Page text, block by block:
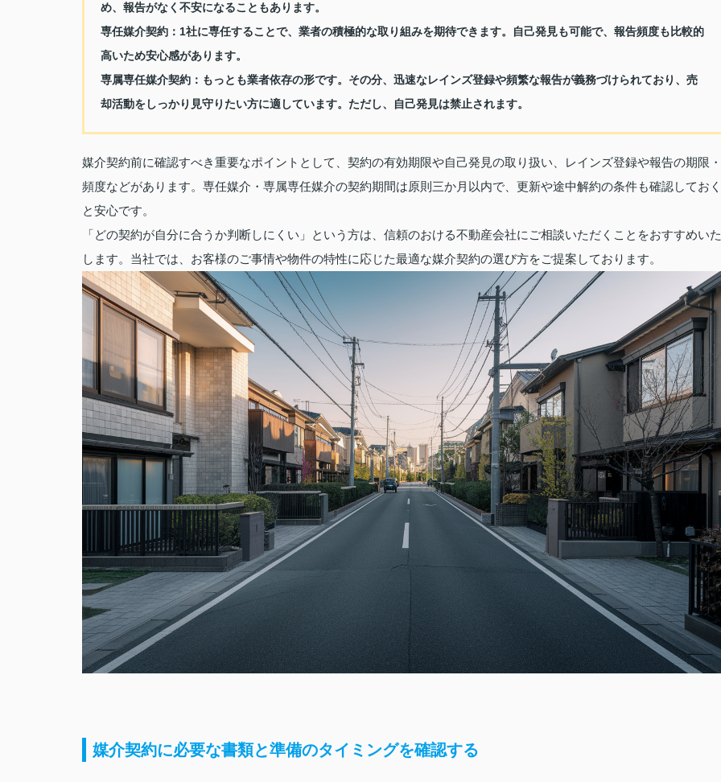
め、報告がなく不安になることもあります。
専任媒介契約：1社に専任することで、業者の積極的な取り組みを期待できます。自己発見も可能で、報告頻度も比較的
高いため安心感があります。
専属専任媒介契約：もっとも業者依存の形です。その分、迅速なレインズ登録や頻繁な報告が義務づけられており、売
却活動をしっかり見守りたい方に適しています。ただし、自己発見は禁止されます。
媒介契約前に確認すべき重要なポイントとして、契約の有効期限や自己発見の取り扱い、レインズ登録や報告の期限・
頻度などがあります。専任媒介・専属専任媒介の契約期間は原則三か月以内で、更新や途中解約の条件も確認しておく
と安心です。
「どの契約が自分に合うか判断しにくい」という方は、信頼のおける不動産会社にご相談いただくことをおすすめいた
します。当社では、お客様のご事情や物件の特性に応じた最適な媒介契約の選び方をご提案しております。
媒介契約に必要な書類と準備のタイミングを確認する